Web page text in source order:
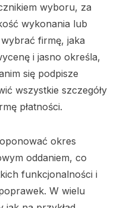
wyboru, za
wykonania lub
firmę, jaka
i jasno określa,
się podpisze
wszystkie szczegóły
płatności.
okres
oddaniem, co
funkcjonalności i
W wielu